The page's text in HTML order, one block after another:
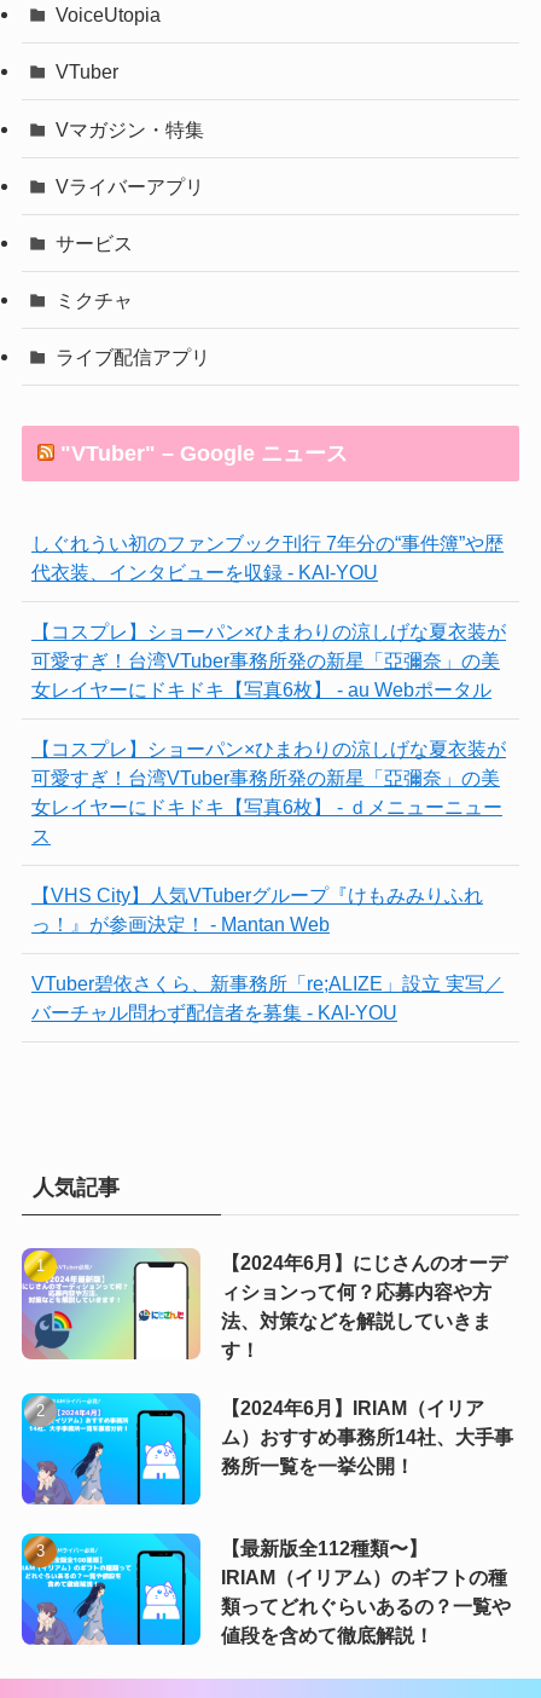
VoiceUtopia
VTuber
Vマガジン・特集
Vライバーアプリ
サービス
ミクチャ
ライブ配信アプリ
"VTuber" – Google ニュース
しぐれうい初のファンブック刊行 7年分の“事件簿”や歴
代衣装、インタビューを収録 - KAI-YOU
【コスプレ】ショーパン×ひまわりの涼しげな夏衣装が
可愛すぎ！台湾VTuber事務所発の新星「亞彌奈」の美
女レイヤーにドキドキ【写真6枚】 - au Webポータル
【コスプレ】ショーパン×ひまわりの涼しげな夏衣装が
可愛すぎ！台湾VTuber事務所発の新星「亞彌奈」の美
女レイヤーにドキドキ【写真6枚】 - ｄメニューニュー
ス
【VHS City】人気VTuberグループ『けもみみりふれ
っ！』が参画決定！ - Mantan Web
VTuber碧依さくら、新事務所「re;ALIZE」設立 実写／
バーチャル問わず配信者を募集 - KAI-YOU
人気記事
【2024年6月】にじさんのオーデ
ィションって何？応募内容や方
法、対策などを解説していきま
す！
【2024年6月】IRIAM（イリア
ム）おすすめ事務所14社、大手事
務所一覧を一挙公開！
【最新版全112種類〜】
IRIAM（イリアム）のギフトの種
類ってどれぐらいあるの？一覧や
値段を含めて徹底解説！